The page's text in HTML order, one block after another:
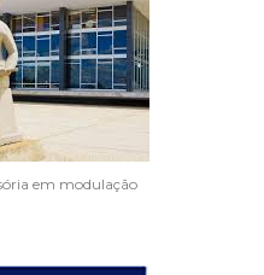
em modulação